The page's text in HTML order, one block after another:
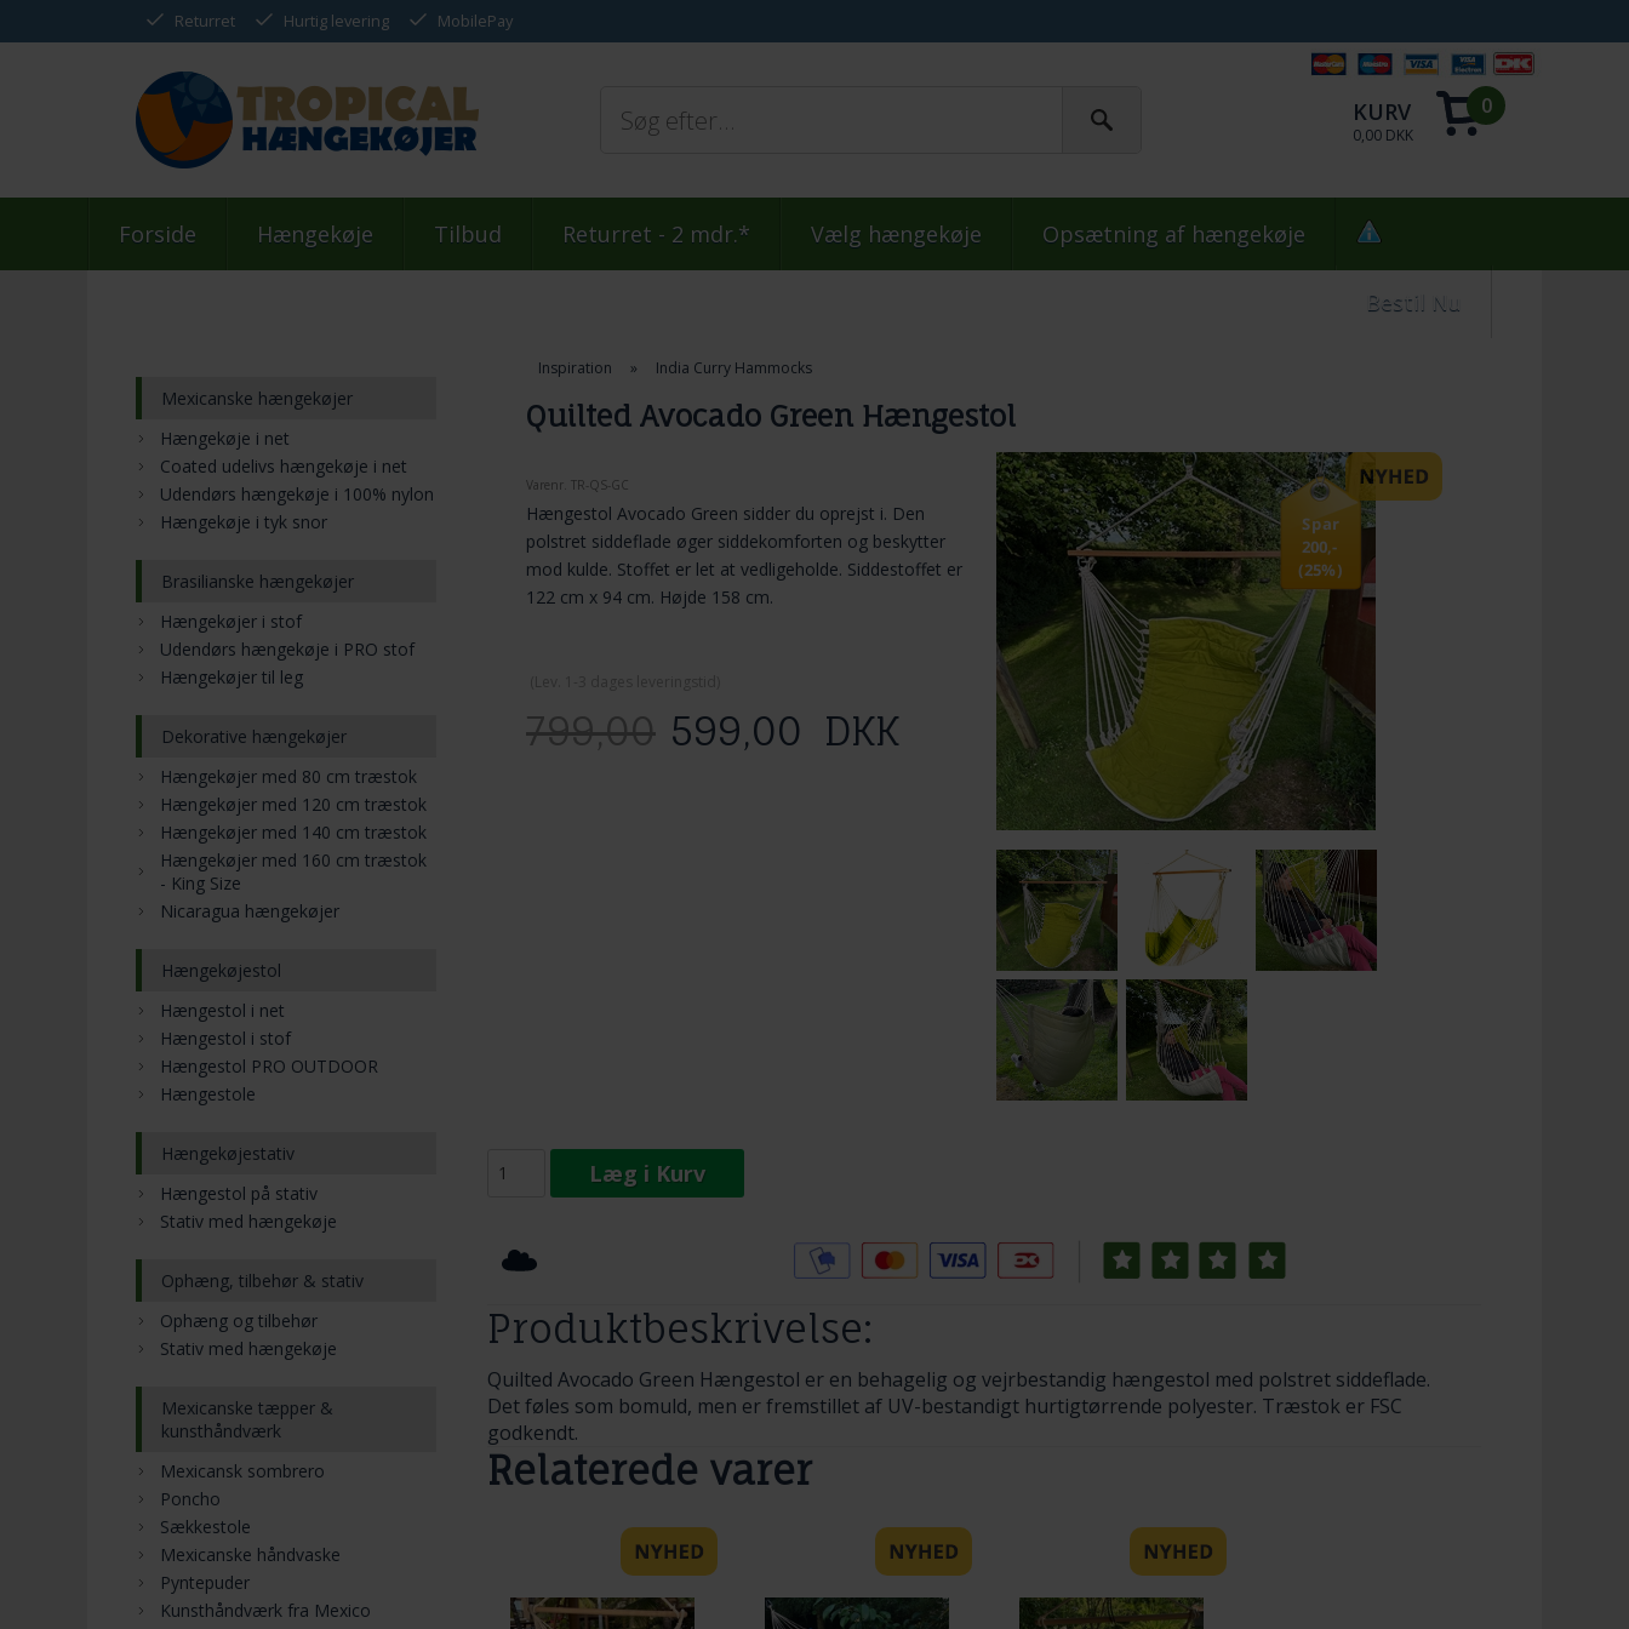
Returret Hurtig levering MobilePay
KURV
0,00 DKK
0
Forside Hængekøje Tilbud Returret - 2 mdr.* Vælg hængekøje Opsætning af hængekøje
Bestil Nu
Inspiration » India Curry Hammocks
Quilted Avocado Green Hængestol
Spar
200,-
(25%)
Varenr. TR-QS-GC
Hængestol Avocado Green sidder du oprejst i. Den
polstret siddeflade øger siddekomforten og beskytter
mod kulde. Stoffet er let at vedligeholde. Siddestoffet er
122 cm x 94 cm. Højde 158 cm.
799,00 599,00 DKK
Læg i Kurv
Produktbeskrivelse:
Quilted Avocado Green Hængestol er en behagelig og vejrbestandig hængestol med polstret siddeflade.
Det føles som bomuld, men er fremstillet af UV-bestandigt hurtigtørrende polyester. Træstok er FSC
godkendt.
Relaterede varer
Mexicanske hængekøjer
Hængekøje i net
Coated udelivs hængekøje i net
Udendørs hængekøje i 100% nylon
Hængekøje i tyk snor
Brasilianske hængekøjer
Hængekøjer i stof
Udendørs hængekøje i PRO stof
Hængekøjer til leg
Dekorative hængekøjer
Hængekøjer med 80 cm træstok
Hængekøjer med 120 cm træstok
Hængekøjer med 140 cm træstok
Hængekøjer med 160 cm træstok
- King Size
Nicaragua hængekøjer
Hængekøjestol
Hængestol i net
Hængestol i stof
Hængestol PRO OUTDOOR
Hængestole
Hængekøjestativ
Hængestol på stativ
Stativ med hængekøje
Ophæng, tilbehør & stativ
Ophæng og tilbehør
Stativ med hængekøje
Mexicanske tæpper &
kunsthåndværk
Mexicansk sombrero
Poncho
Sækkestole
Mexicanske håndvaske
Pyntepuder
Kunsthåndværk fra Mexico